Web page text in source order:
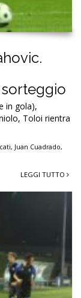
in gola),
Toloi rientra
, Juan Cuadrado,
LEGGI TUTTO